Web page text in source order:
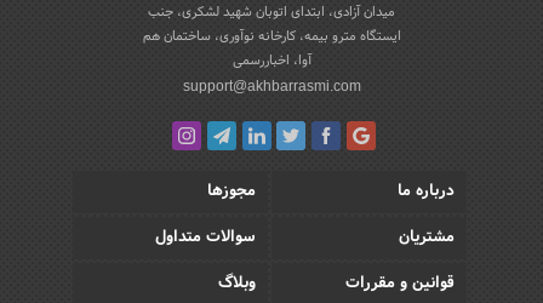
میدان آزادی، ابتدای اتوبان شهید لشکری، جنب
ایستگاه مترو بیمه، کارخانه نوآوری، ساختمان هم
آوا، اخباررسمی
support@akhbarrasmi.com
درباره ما
مجوزها
مشتریان
سوالات متداول
قوانین و مقررات
وبلاگ